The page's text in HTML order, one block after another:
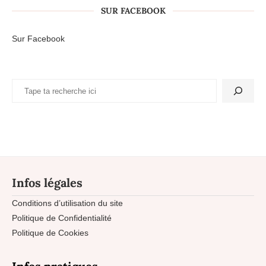
SUR FACEBOOK
Sur Facebook
Infos légales
Conditions d’utilisation du site
Politique de Confidentialité
Politique de Cookies